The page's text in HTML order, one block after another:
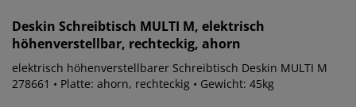
Deskin Schreibtisch MULTI M, elektrisch
höhenverstellbar, rechteckig, ahorn
elektrisch höhenverstellbarer Schreibtisch Deskin MULTI M
278661 • Platte: ahorn, rechteckig • Gewicht: 45kg